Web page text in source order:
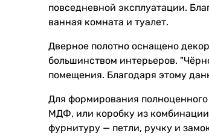
повседневной эксплуатации.
ванная комната и туалет.
Дверное полотно оснащено
большинством интерьеров.
помещения. Благодаря этому
Для формирования
МДФ, или коробку из
фурнитуру — петли, ручку и